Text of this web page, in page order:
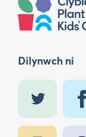
Dilynwch ni